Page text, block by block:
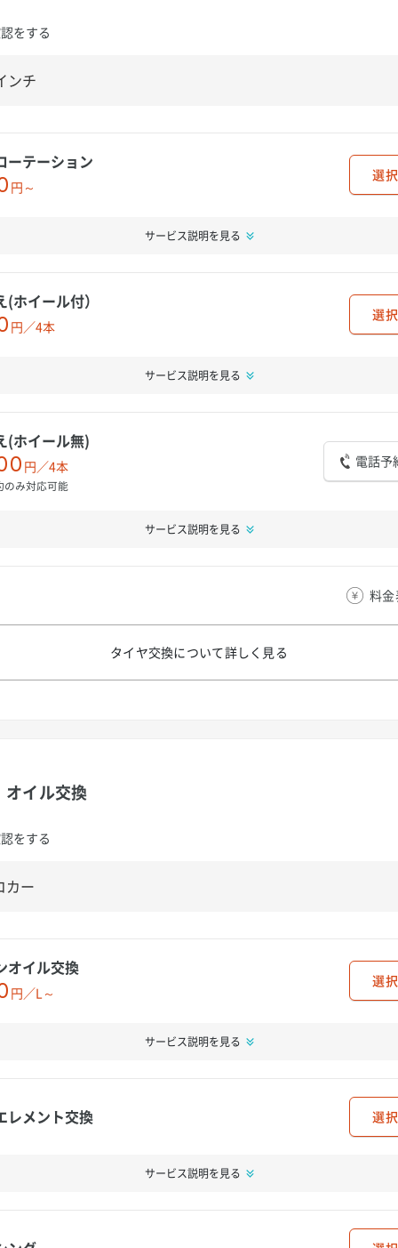
をする
ーテーション
円～
選択
サービス説明を見る
(ホイール付）
円／4本
選択
サービス説明を見る
(ホイール無)
円／4本
み対応可能
電話予
サービス説明を見る
料
タイヤ交換について詳しく見る
オイル交換
をする
オイル交換
円／L～
選択
サービス説明を見る
レメント交換 選択
サービス説明を見る